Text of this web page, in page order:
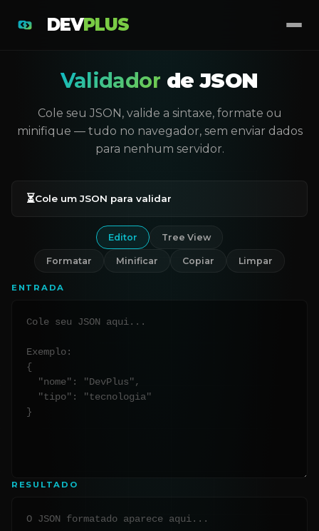
DEVPLUS
Validador de JSON
Cole seu JSON, valide a sintaxe, formate ou
minifique — tudo no navegador, sem enviar dados
para nenhum servidor.
⏳Cole um JSON para validar
Editor Tree View
Formatar Minificar Copiar Limpar
ENTRADA
RESULTADO